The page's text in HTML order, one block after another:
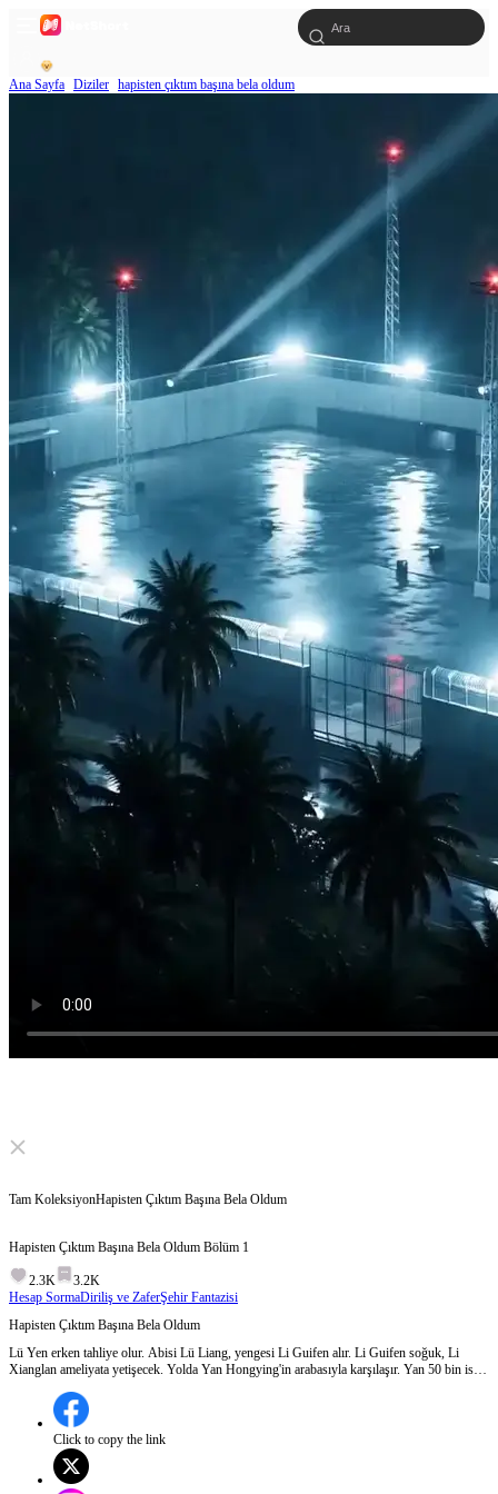
Ana Sayfa Diziler hapisten çıktım başına bela oldum
Click to unmute
Tam KoleksiyonHapisten Çıktım Başına Bela Oldum
Hapisten Çıktım Başına Bela Oldum Bölüm 1
2.3K
3.2K
Hesap SormaDiriliş ve ZaferŞehir Fantazisi
Hapisten Çıktım Başına Bela Oldum
Lü Yen erken tahliye olur. Abisi Lü Liang, yengesi Li Guifen alır. Li Guifen soğuk, Li
Xianglan ameliyata yetişecek. Yolda Yan Hongying'in arabasıyla karşılaşır. Yan 50 bin ister.
Yan, Huang Batian'ı çağırır. Huang'ı da yener. Lü Liang özür diler. Huang Li Guifen'i ister,
Lü Yen öfkelenir. Zhao Tianlong gelir, Lü Yen herkesi döver. Başkan Huang Chuji geçer,
Lü Yan'ı tanır, durur. Lü Yen sıradan biri değildir
Click to copy the link